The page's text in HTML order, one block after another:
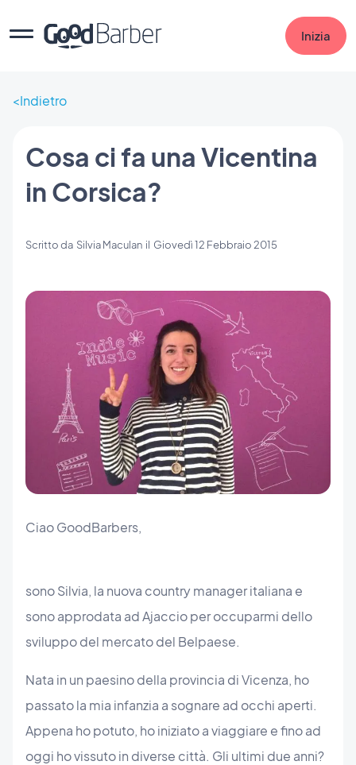
Inizia
Indietro
Cosa ci fa una Vicentina
in Corsica?
Scritto da Silvia Maculan il Giovedì 12 Febbraio 2015
Ciao GoodBarbers,
sono Silvia, la nuova country manager italiana e
sono approdata ad Ajaccio per occuparmi dello
sviluppo del mercato del Belpaese.
Nata in un paesino della provincia di Vicenza, ho
passato la mia infanzia a sognare ad occhi aperti.
Appena ho potuto, ho iniziato a viaggiare e fino ad
oggi ho vissuto in diverse città. Gli ultimi due anni?